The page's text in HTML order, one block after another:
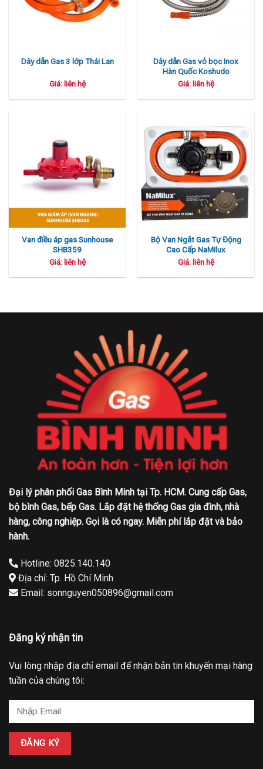
Dây dẫn Gas 3 lớp Thái Lan
Giá: liên hệ
Dây dẫn Gas vỏ bọc Inox
Hàn Quốc Koshudo
Giá: liên hệ
Van điều áp gas Sunhouse
SHB359
Giá: liên hệ
Bộ Van Ngắt Gas Tự Động
Cao Cấp NaMilux
Giá: liên hệ
Đại lý phân phối Gas Bình Minh tại Tp. HCM. Cung cấp Gas,
bộ bình Gas, bếp Gas. Lắp đặt hệ thống Gas gia đình, nhà
hàng, công nghiệp. Gọi là có ngay. Miễn phí lắp đặt và bảo
hành.
Hotline: 0825.140.140
Địa chỉ: Tp. Hồ Chí Minh
Email: sonnguyen050896@gmail.com
Đăng ký nhận tin
Vui lòng nhập địa chỉ email để nhận bản tin khuyến mại hàng
tuần của chúng tôi: